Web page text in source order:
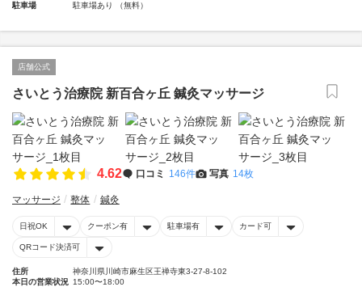
駐車場 駐車場あり （無料）
店舗公式
さいとう治療院 新百合ヶ丘 鍼灸マッサージ
4.62 口コミ 146件 写真 14枚
マッサージ 整体 鍼灸
日祝OK クーポン有 駐車場有 カード可
QRコード決済可
住所
神奈川県川崎市麻生区王禅寺東3-27-8-102
本日の営業状況 15:00〜18:00